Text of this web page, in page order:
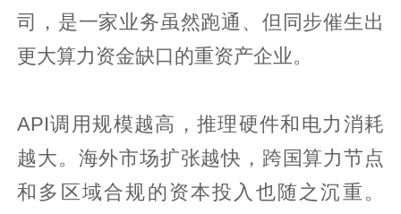
司，是一家业务虽然跑通、但同步催生出
更大算力资金缺口的重资产企业。
API调用规模越高，推理硬件和电力消耗
越大。海外市场扩张越快，跨国算力节点
和多区域合规的资本投入也随之沉重。